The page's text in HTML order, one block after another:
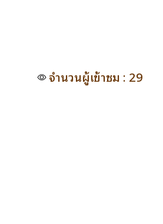
จำนวนผู้เข้าชม : 29